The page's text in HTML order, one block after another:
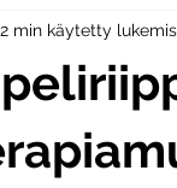
2 min käytetty